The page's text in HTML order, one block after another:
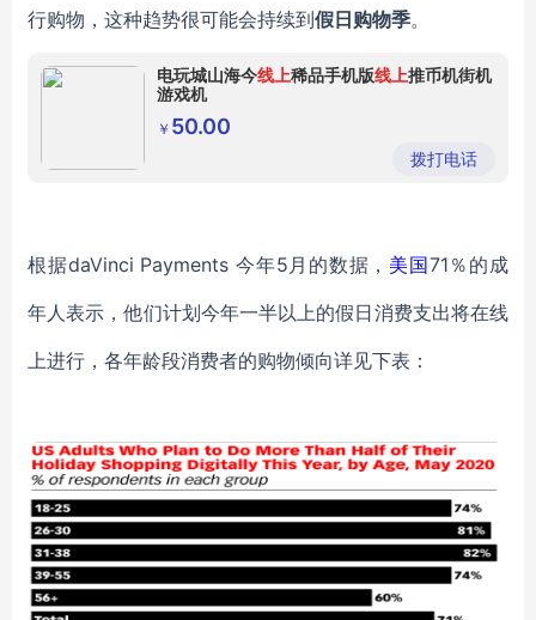
行购物 ，这种趋势很可能会持续到假日购物季。
电玩城山海今线上稀品手机版线上推币机街机
游戏机
￥ 50.00
拨打电话
根据daVinci Payments 今年5月的数据， 美国71％的成
年人表示，他们计划今年一半以上的假日消费支出将在线
上进行，各年龄段消费者的购物倾向详见下表：